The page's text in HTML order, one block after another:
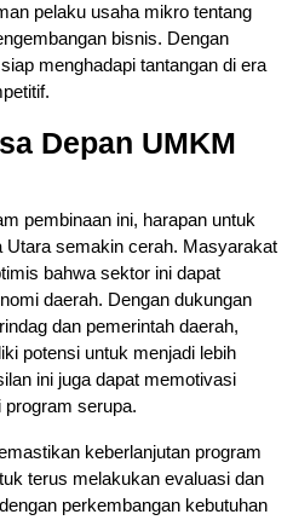
pelaku usaha mikro tentang
bisnis. Dengan
menghadapi tantangan di era
Depan UMKM
pembinaan ini, harapan untuk
semakin cerah. Masyarakat
bahwa sektor ini dapat
daerah. Dengan dukungan
dan pemerintah daerah,
potensi untuk menjadi lebih
ini juga dapat memotivasi
program serupa.
keberlanjutan program
terus melakukan evaluasi dan
perkembangan kebutuhan